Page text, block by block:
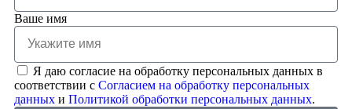
Ваше имя
Я даю согласие на обработку персональных данных в
соответствии с Согласием на обработку персональных
данных и Политикой обработки персональных данных.